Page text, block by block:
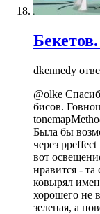
dkennedy
@olke
бисов.
Была бы
через
вот
нравится -
ковырял
хорошего не
зеленая, а